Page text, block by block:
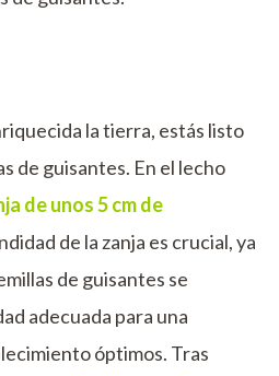
la tierra, estás listo
de guisantes. En el lecho
de unos 5 cm de
de la zanja es crucial, ya
de guisantes se
adecuada para una
óptimos. Tras